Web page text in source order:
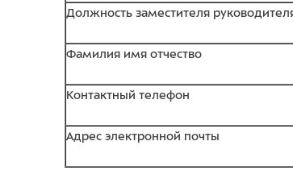
Должность заместителя
Фамилия имя отчество
Контактный телефон
Адрес электронной почты